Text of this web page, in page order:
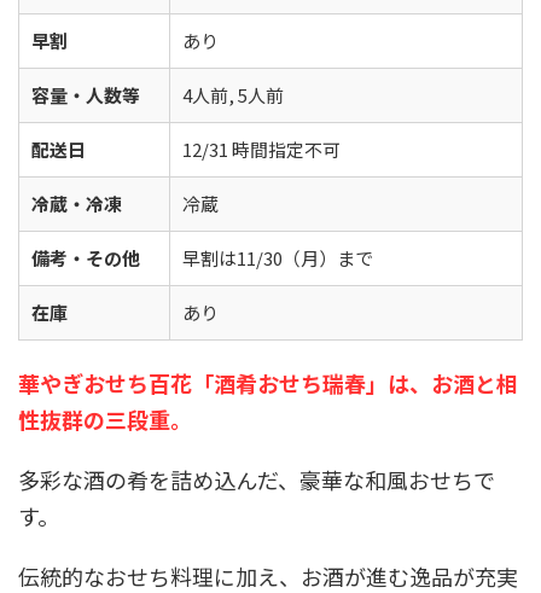
早割 あり
容量・人数等 4人前, 5人前
配送日 12/31 時間指定不可
冷蔵・冷凍 冷蔵
備考・その他 早割は11/30（月）まで
在庫 あり
華やぎおせち百花「酒肴おせち瑞春」は、お酒と相
性抜群の三段重。
多彩な酒の肴を詰め込んだ、豪華な和風おせちで
す。
伝統的なおせち料理に加え、お酒が進む逸品が充実